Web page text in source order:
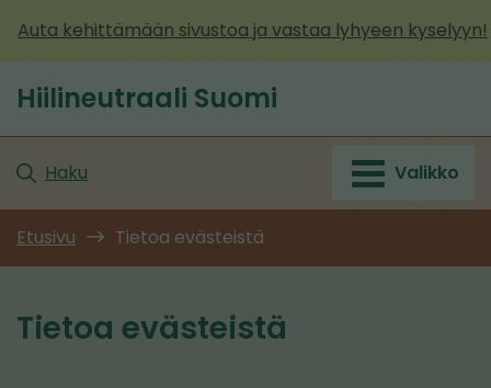
sisältöön
Auta kehittämään sivustoa ja vastaa lyhyeen kyselyyn!
Etusivu
Hiilineutraali Suomi
Haku Valikko
Etusivu Tietoa evästeistä
Tietoa evästeistä